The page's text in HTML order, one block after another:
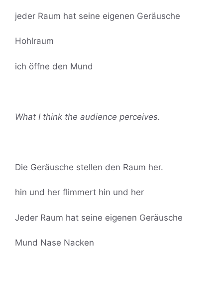
jeder Raum hat seine eigenen Geräusche
Hohlraum
ich öffne den Mund
What I think the audience perceives.
Die Geräusche stellen den Raum her.
hin und her flimmert hin und her
Jeder Raum hat seine eigenen Geräusche
Mund Nase Nacken